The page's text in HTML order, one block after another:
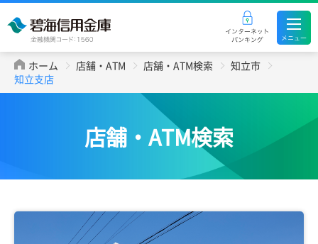
ホーム 店舗・ATM 店舗・ATM検索
知立市
知立支店
店舗・ATM検索